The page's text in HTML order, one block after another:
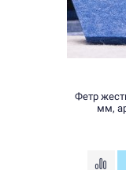
Фетр
мм,